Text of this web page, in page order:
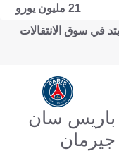
21 مليون يورو
في سوق الانتقالات
باريس سان
جيرمان